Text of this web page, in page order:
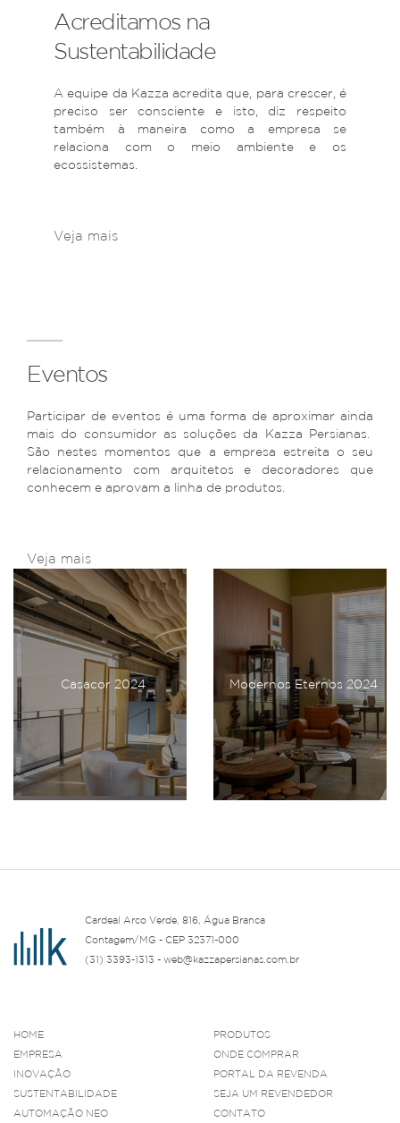
Acreditamos na
Sustentabilidade
A equipe da Kazza acredita que, para crescer, é
preciso ser consciente e isto, diz respeito
também à maneira como a empresa se
relaciona com o meio ambiente e os
ecossistemas.
Veja mais
Eventos
Participar de eventos é uma forma de aproximar ainda
mais do consumidor as soluções da Kazza Persianas.
São nestes momentos que a empresa estreita o seu
relacionamento com arquitetos e decoradores que
conhecem e aprovam a linha de produtos.
Veja mais
Casacor 2024 Modernos Eternos 2024
Cardeal Arco Verde, 816, Água Branca
Contagem/MG - CEP 32371-000
(31) 3393-1313 - web@kazzapersianas.com.br
HOME
EMPRESA
INOVAÇÃO
SUSTENTABILIDADE
AUTOMAÇÃO NEO
PRODUTOS
ONDE COMPRAR
PORTAL DA REVENDA
SEJA UM REVENDEDOR
CONTATO